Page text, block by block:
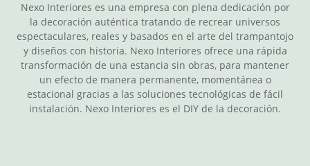
Nexo Interiores es una empresa con plena dedicación por
la decoración auténtica tratando de recrear universos
espectaculares, reales y basados en el arte del trampantojo
y diseños con historia. Nexo Interiores ofrece una rápida
transformación de una estancia sin obras, para mantener
un efecto de manera permanente, momentánea o
estacional gracias a las soluciones tecnológicas de fácil
instalación. Nexo Interiores es el DIY de la decoración.